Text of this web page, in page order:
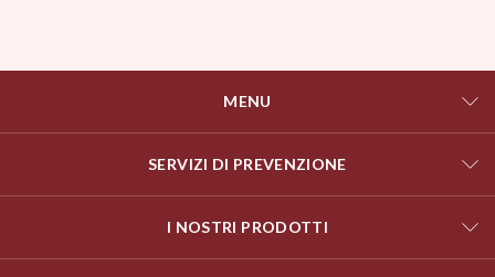
MENU
SERVIZI DI PREVENZIONE
I NOSTRI PRODOTTI